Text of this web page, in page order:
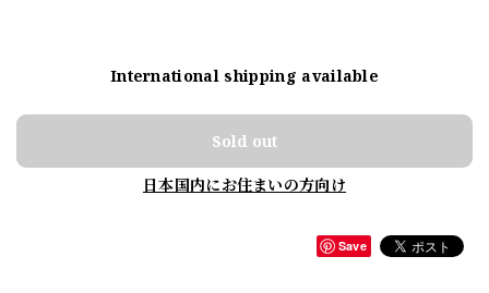
International shipping available
Sold out
日本国内にお住まいの方向け
Save